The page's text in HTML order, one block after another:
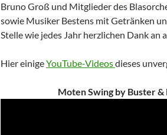
Bruno Groß und Mitglieder des
sowie Musiker Bestens mit Getränken
Stelle wie jedes Jahr herzlichen Dank
Hier einigeYouTube-Videosdieses
Moten Swing by Buster